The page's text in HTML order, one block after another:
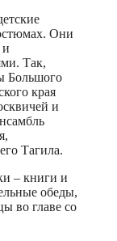
Они
и
Так,
Большого
края
и
Тагила.
– книги и
обеды,
во главе со